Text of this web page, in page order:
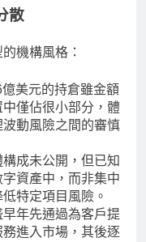
散
機構風格：
億美元的持倉雖金額
僅佔很小部分，體
動風險之間的審慎
構成未公開，但已知
資產中，而非集中
特定項目風險。
早年先通過為客戶提
進入市場，其後逐